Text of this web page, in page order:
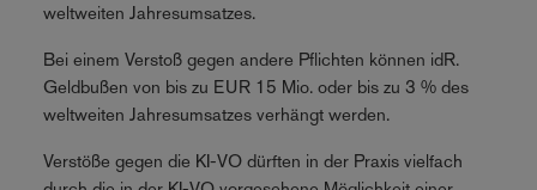
weltweiten Jahresumsatzes.
Bei einem Verstoß gegen andere Pflichten können idR.
Geldbußen von bis zu EUR 15 Mio. oder bis zu 3 % des
weltweiten Jahresumsatzes verhängt werden.
Verstöße gegen die KI-VO dürften in der Praxis vielfach